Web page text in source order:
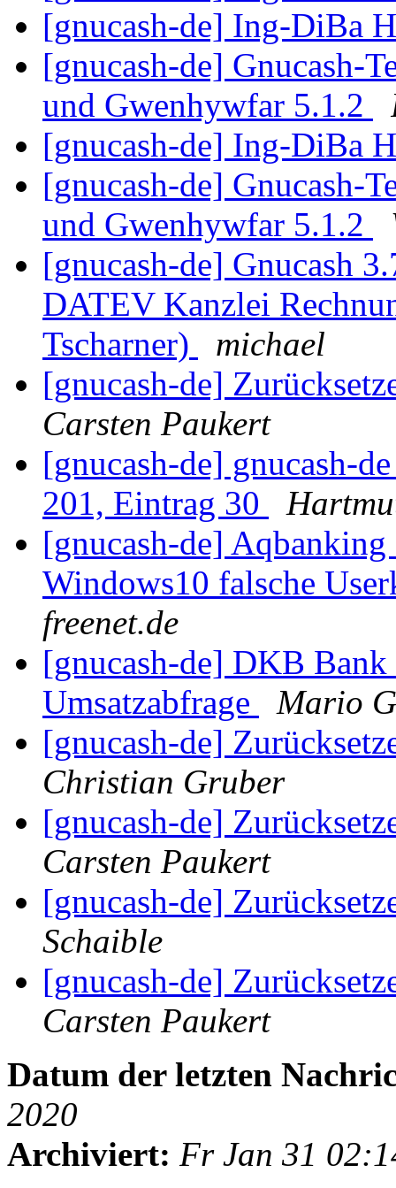
[gnucash-de] Ing-DiBa
[gnucash-de] Gnucash-
und Gwenhywfar 5.1.2
[gnucash-de] Ing-DiBa
[gnucash-de] Gnucash-
und Gwenhywfar 5.1.2
[gnucash-de] Gnucash
DATEV Kanzlei
Tscharner)
michael
[gnucash-de]
Carsten Paukert
[gnucash-de] gnucash-
201, Eintrag 30
[gnucash-de] Aqbanking
Windows10 falsche
freenet.de
[gnucash-de] DKB
Umsatzabfrage
Mario
[gnucash-de]
Christian Gruber
[gnucash-de]
Carsten Paukert
[gnucash-de]
Schaible
[gnucash-de]
Carsten Paukert
Datum der letzten
2020
Archiviert: Fr Jan 31